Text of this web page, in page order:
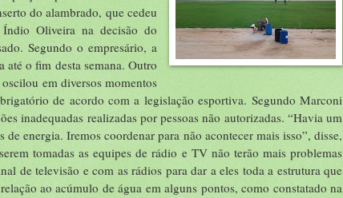
do alambrado, que cedeu
Oliveira na decisão do
Segundo o empresário, a
até o fim desta semana. Outro
em diversos momentos
de acordo com a legislação esportiva. Segundo Marconi
inadequadas realizadas por pessoas não autorizadas. “Havia um
energia. Iremos coordenar para não acontecer mais isso”, disse,
tomadas as equipes de rádio e TV não terão mais problemas
de televisão e com as rádios para dar a eles toda a estrutura que
ao acúmulo de água em alguns pontos, como constatado na